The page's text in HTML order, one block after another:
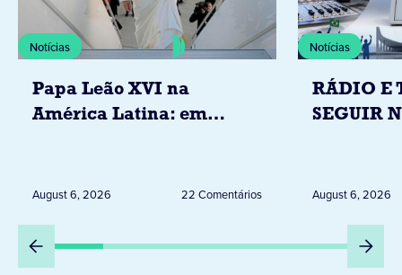
Notícias
Papa Leão XVI na
América Latina: em
Peru
August 6, 2026 22 Comentários
Notícias
RÁDIO E
SEGUIR
DESTA
August 6, 2026